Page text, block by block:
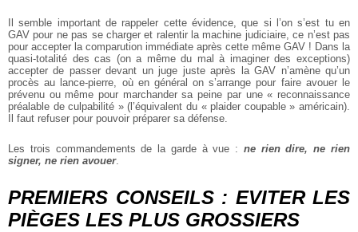
Il semble important de rappeler cette évidence, que si l’on s’est tu en
GAV pour ne pas se charger et ralentir la machine judiciaire, ce n’est pas
pour accepter la comparution immédiate après cette même GAV ! Dans la
quasi-totalité des cas (on a même du mal à imaginer des exceptions)
accepter de passer devant un juge juste après la GAV n’amène qu’un
procès au lance-pierre, où en général on s’arrange pour faire avouer le
prévenu ou même pour marchander sa peine par une « reconnaissance
préalable de culpabilité » (l’équivalent du « plaider coupable » américain).
Il faut refuser pour pouvoir préparer sa défense.
Les trois commandements de la garde à vue : ne rien dire, ne rien
signer, ne rien avouer.
PREMIERS CONSEILS : EVITER LES
PIÈGES LES PLUS GROSSIERS